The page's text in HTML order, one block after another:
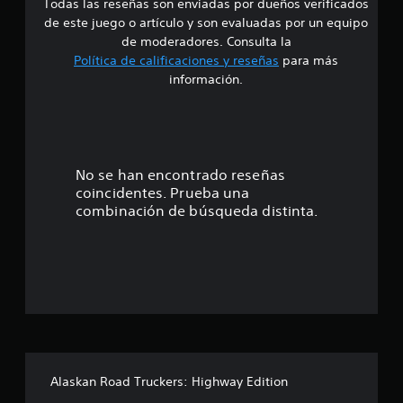
d
r
Todas las reseñas son enviadas por dueños verificados
de este juego o artículo y son evaluadas por un equipo
de moderadores. Consulta la
Política de calificaciones y reseñas para más
información.
No se han encontrado reseñas
coincidentes. Prueba una
combinación de búsqueda distinta.
Alaskan Road Truckers: Highway Edition